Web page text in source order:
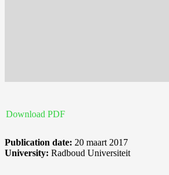
Download PDF
Publication date: 20 maart 2017
University: Radboud Universiteit